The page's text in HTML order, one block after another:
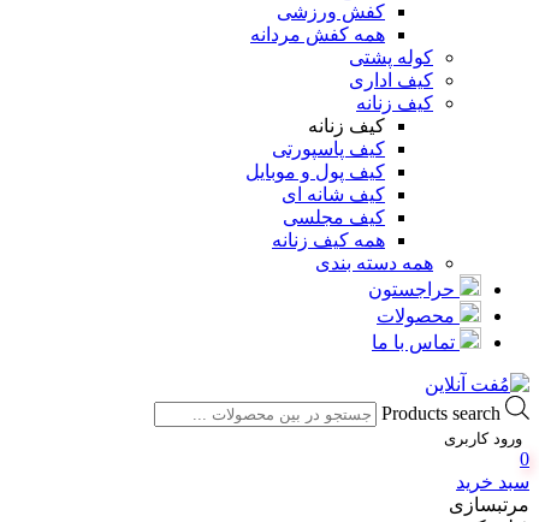
کفش ورزشی
همه کفش مردانه
کوله پشتی
کیف اداری
کیف زنانه
کیف زنانه
کیف پاسپورتی
کیف پول و موبایل
کیف شانه ای
کیف مجلسی
همه کیف زنانه
همه دسته بندی
حراجستون
محصولات
تماس با ما
Products search
ورود کاربری
0
سبد خرید
مرتبسازی